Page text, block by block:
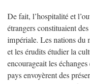
De fait, l’hospitalité et
étrangers constituaient
impériale. Les nations du
et les érudits étudier la
encourageait les
pays envoyèrent des